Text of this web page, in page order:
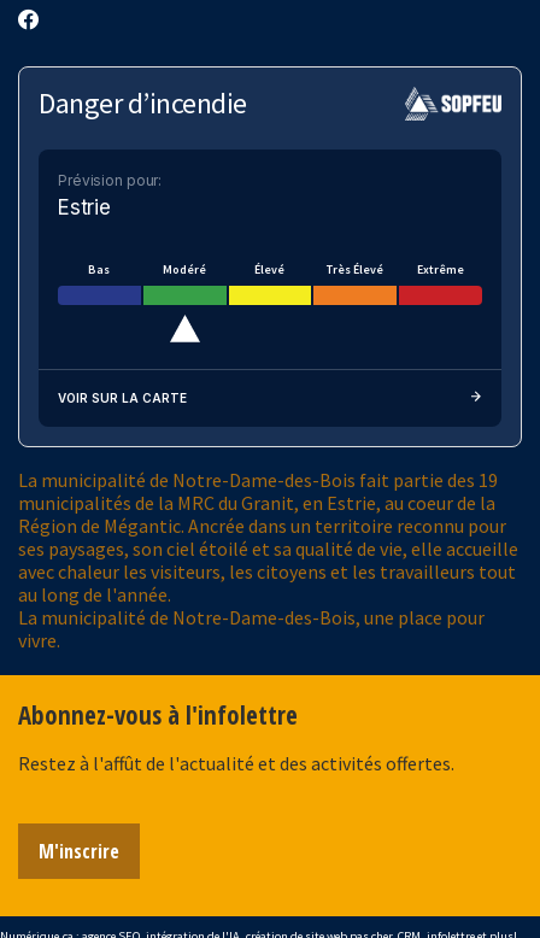
Danger d’incendie
Prévision pour:
Estrie
Bas Modéré Élevé Très Élevé Extrême
VOIR SUR LA CARTE
La municipalité de Notre-Dame-des-Bois fait partie des 19
municipalités de la MRC du Granit, en Estrie, au coeur de la
Région de Mégantic. Ancrée dans un territoire reconnu pour
ses paysages, son ciel étoilé et sa qualité de vie, elle accueille
avec chaleur les visiteurs, les citoyens et les travailleurs tout
au long de l'année.
La municipalité de Notre-Dame-des-Bois, une place pour
vivre.
Abonnez-vous à l'infolettre
Restez à l'affût de l'actualité et des activités offertes.
M'inscrire